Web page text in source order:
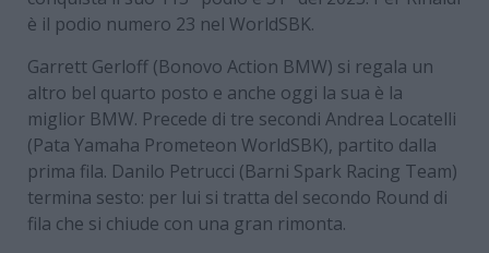
è il podio numero 23 nel WorldSBK.
Garrett Gerloff (Bonovo Action BMW) si regala un
altro bel quarto posto e anche oggi la sua è la
miglior BMW. Precede di tre secondi Andrea Locatelli
(Pata Yamaha Prometeon WorldSBK), partito dalla
prima fila. Danilo Petrucci (Barni Spark Racing Team)
termina sesto: per lui si tratta del secondo Round di
fila che si chiude con una gran rimonta.